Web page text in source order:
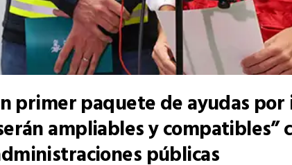
primer paquete de ayudas
ampliables y compatibles”
públicas